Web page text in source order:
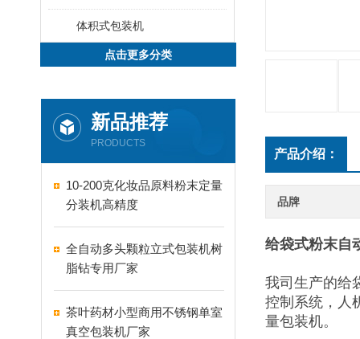
体积式包装机
点击更多分类
新品推荐
PRODUCTS
10-200克化妆品原料粉末定量
分装机高精度
全自动多头颗粒立式包装机树
脂钻专用厂家
茶叶药材小型商用不锈钢单室
真空包装机厂家
产品介绍：
品牌
给袋式粉末自
我司生产的给
控制系统，人
量包装机。